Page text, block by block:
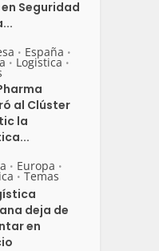
Seguridad
• España •
• Logistica •
al Clúster
la
• Europa •
• Temas
deja de
en